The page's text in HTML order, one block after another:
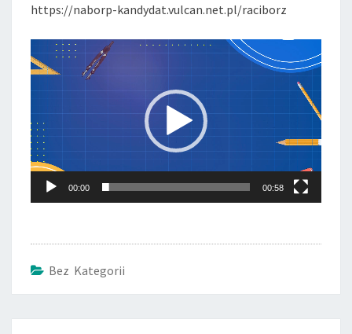
https://naborp-kandydat.vulcan.net.pl/raciborz
Odtwarzacz
video
00:00 00:58
Bez Kategorii